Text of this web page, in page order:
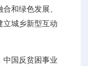
和绿色发展、
立城乡新型互动
中国反贫困事业